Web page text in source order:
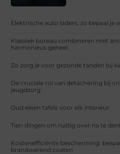
Elektrische auto laders: zo bepaal je
Klassiek bureau combineren met
harmonieus geheel
Zo zorg je voor gezonde tanden bij
De cruciale rol van detachering bij
jeugdzorg
Oud eiken tafels voor elk interieur
Tien dingen om rustig over na te
Kostenefficiënte bescherming:
brandwerend coaten